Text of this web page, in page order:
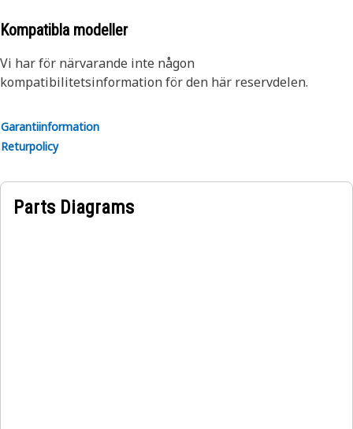
Kompatibla modeller
Vi har för närvarande inte någon
kompatibilitetsinformation för den här reservdelen.
Garantiinformation
Returpolicy
Parts Diagrams